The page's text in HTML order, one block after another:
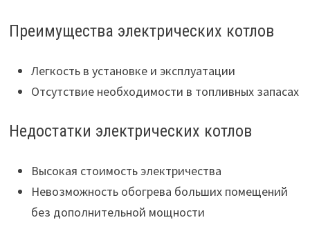
Преимущества электрических котлов
Легкость в установке и эксплуатации
Отсутствие необходимости в топливных запасах
Недостатки электрических котлов
Высокая стоимость электричества
Невозможность обогрева больших помещений
без дополнительной мощности